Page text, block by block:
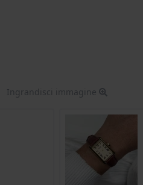
Ingrandisci immagine